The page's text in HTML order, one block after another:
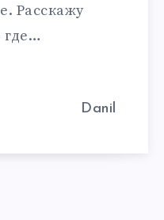
Расскажу
где…
Danil